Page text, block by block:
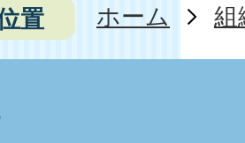
置 ホーム 組